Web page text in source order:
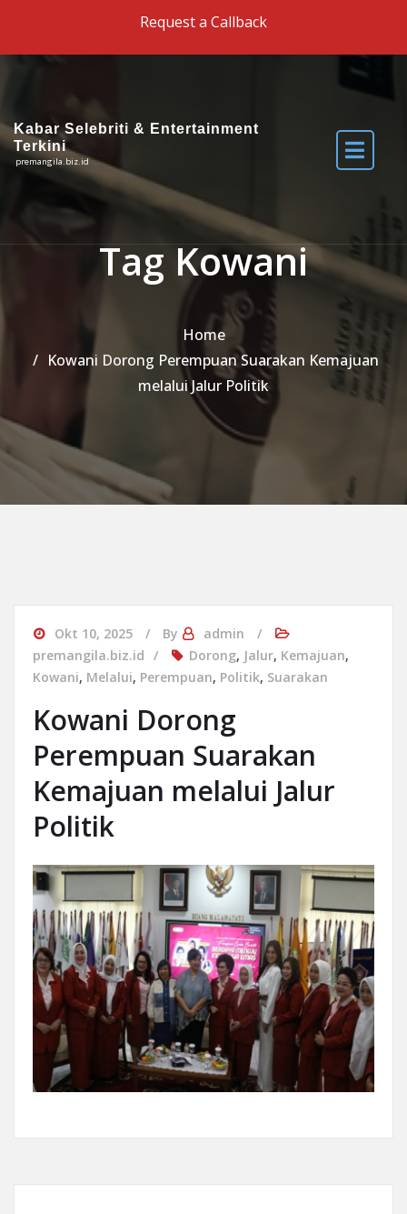
Request a Callback
Kabar Selebriti & Entertainment
Terkini
premangila.biz.id
Tag Kowani
Home
Kowani Dorong Perempuan Suarakan Kemajuan
melalui Jalur Politik
Okt 10, 2025 By
admin
premangila.biz.id
Dorong, Jalur, Kemajuan,
Kowani, Melalui, Perempuan, Politik, Suarakan
Kowani Dorong
Perempuan Suarakan
Kemajuan melalui Jalur
Politik